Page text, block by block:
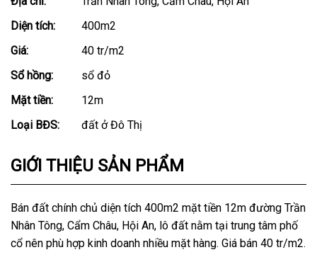
Diện tích:
400m2
Giá:
40 tr/m2
Sổ hồng:
sổ đỏ
Mặt tiền:
12m
Loại BĐS:
đất ở Đô Thị
GIỚI THIỆU SẢN PHẨM
Bán đất chính chủ diện tích 400m2 mặt tiền 12m đường Trần
Nhân Tông, Cẩm Châu, Hội An, lô đất nằm tại trung tâm phố
cổ nên phù hợp kinh doanh nhiều mặt hàng. Giá bán 40 tr/m2.